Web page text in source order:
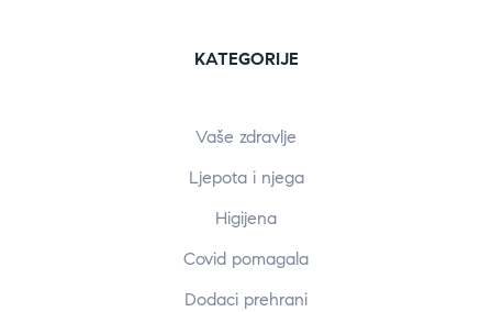
KATEGORIJE
Vaše zdravlje
Ljepota i njega
Higijena
Covid pomagala
Dodaci prehrani